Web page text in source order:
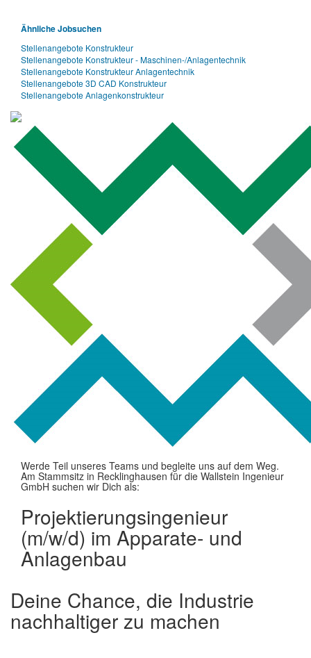
Ähnliche Jobsuchen
Stellenangebote Konstrukteur
Stellenangebote Konstrukteur - Maschinen-/Anlagentechnik
Stellenangebote Konstrukteur Anlagentechnik
Stellenangebote 3D CAD Konstrukteur
Stellenangebote Anlagenkonstrukteur
Werde Teil unseres Teams und begleite uns auf dem Weg.
Am Stammsitz in Recklinghausen für die Wallstein Ingenieur
GmbH suchen wir Dich als:
Projektierungsingenieur
(m/w/d) im Apparate- und
Anlagenbau
Deine Chance, die Industrie
nachhaltiger zu machen